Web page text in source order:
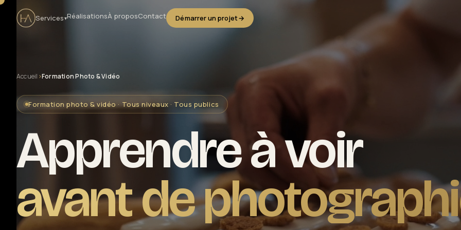
Services▾RéalisationsÀ proposContact Démarrer un projet→
Production audiovisuelle
Clip musical
Captation live & streaming
Solutions entreprise
Drone certifié DGAC
Accueil ›Formation Photo & Vidéo
Formation photo & vidéo · Tous niveaux · Tous publics
Apprendre à voir
avant de